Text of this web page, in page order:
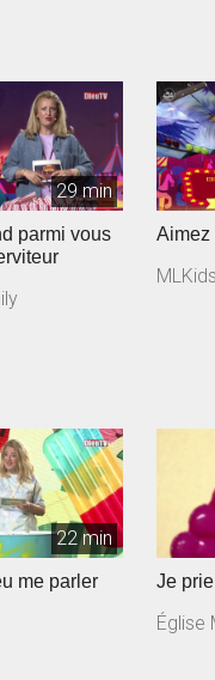
29 min
parmi vous
Aimez
22 min
me parler Je
Église